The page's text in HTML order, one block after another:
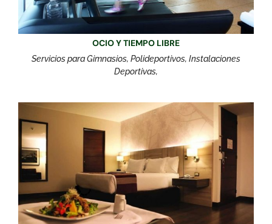
OCIO Y TIEMPO LIBRE
Servicios para Gimnasios, Polideportivos, Instalaciones
Deportivas,